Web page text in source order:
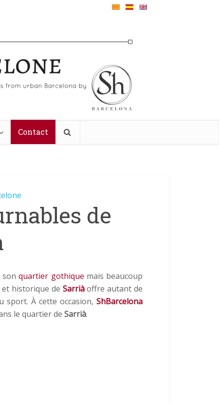
Contact
de
sonquartier gothique mais beaucoup
historique de Sarriàoffre autant de
sport. À cette occasion, ShBarcelona
le quartier de Sarrià.